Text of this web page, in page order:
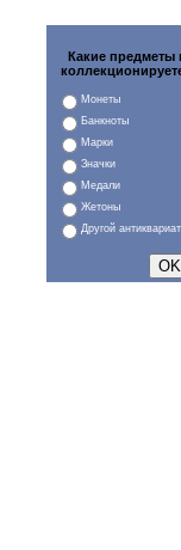
Какие предметы
Монеты
Банкноты
Марки
Значки
Медали
Жетоны
Другой антиквариат